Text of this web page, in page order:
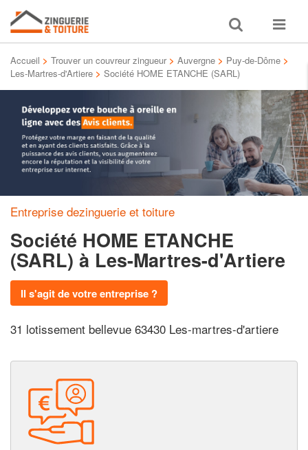
Toggle
search
Toggle
Accueil > Trouver un couvreur zingueur > Auvergne > Puy-de-Dôme >
Les-Martres-d'Artiere > Société HOME ETANCHE (SARL)
Entreprise dezinguerie et toiture
Société HOME ETANCHE
(SARL) à Les-Martres-d'Artiere
Il s'agit de votre entreprise ?
31 lotissement bellevue 63430 Les-martres-d'artiere